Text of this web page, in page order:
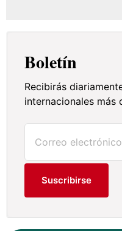
Boletín
Recibirás
internacionales más
Suscribirse